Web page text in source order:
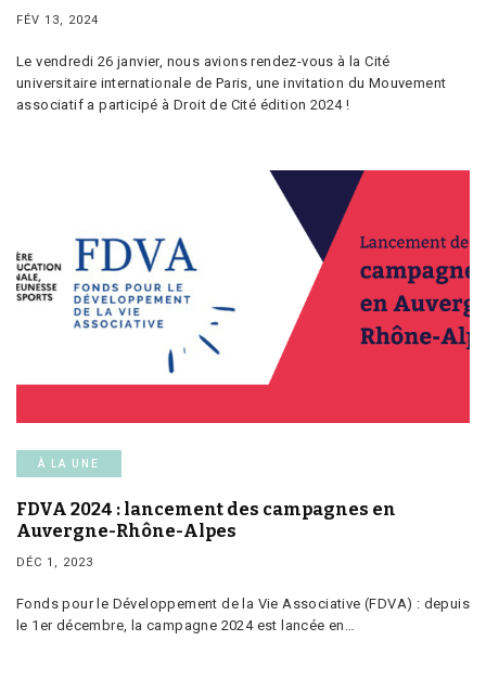
FÉV 13, 2024
Le vendredi 26 janvier, nous avions rendez-vous à la Cité
universitaire internationale de Paris, une invitation du Mouvement
associatif a participé à Droit de Cité édition 2024 !
À LA UNE
FDVA 2024 : lancement des campagnes en
Auvergne-Rhône-Alpes
DÉC 1, 2023
Fonds pour le Développement de la Vie Associative (FDVA) : depuis
le 1er décembre, la campagne 2024 est lancée en…